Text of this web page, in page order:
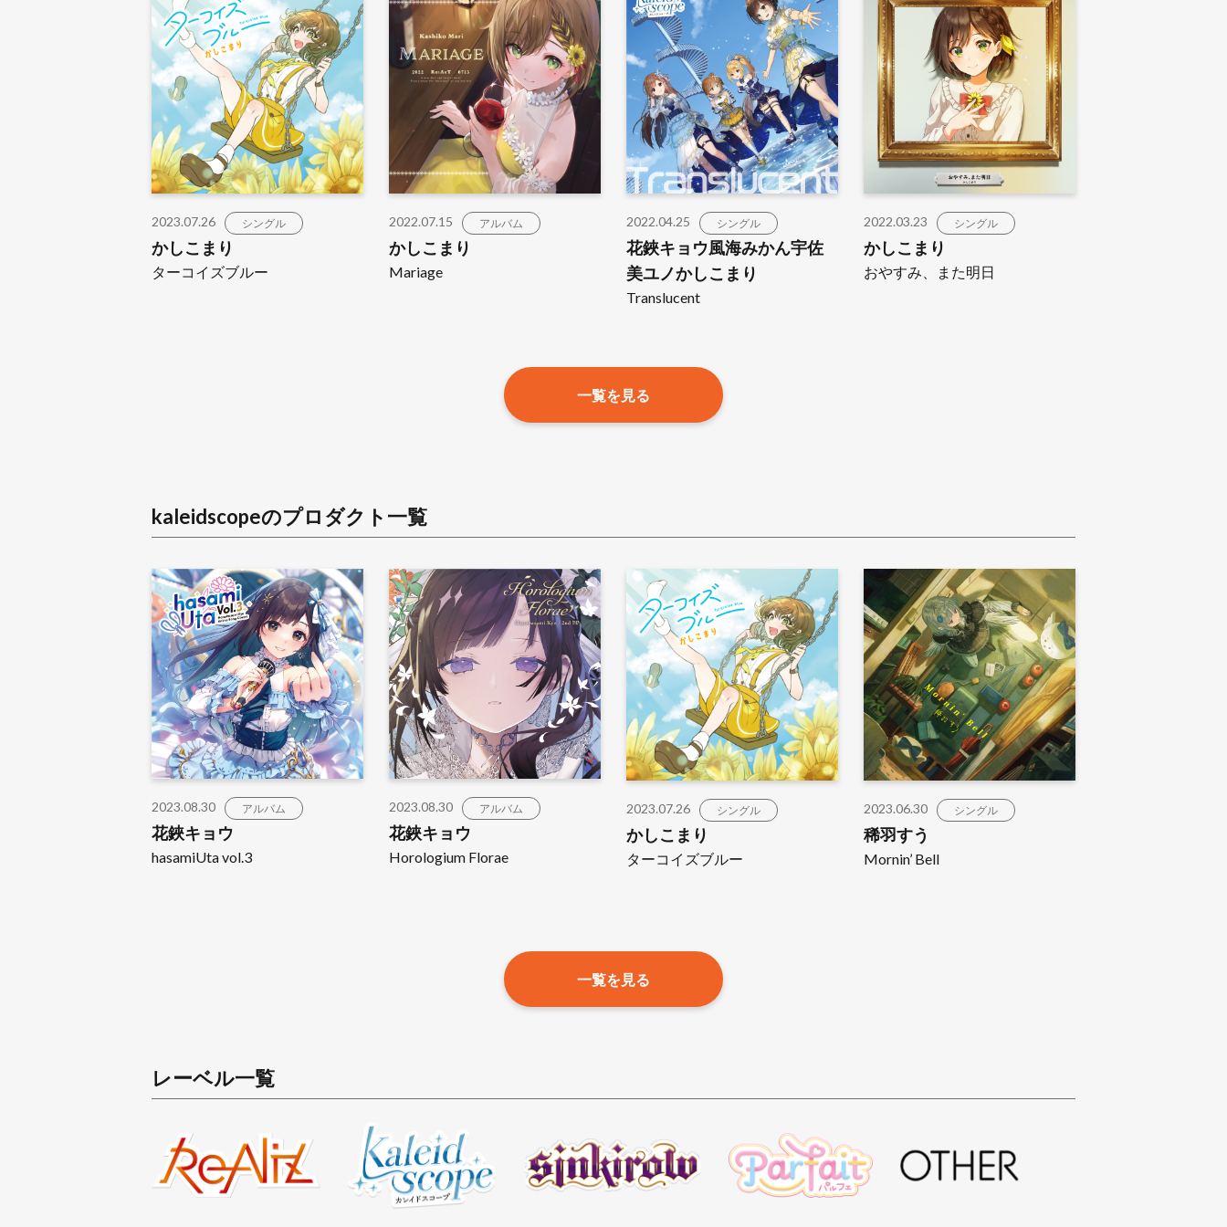
2023.07.26 シングル
かしこまり
ターコイズブルー
2022.07.15 アルバム
かしこまり
Mariage
2022.04.25 シングル
花鋏キョウ風海みかん宇佐
美ユノかしこまり
Translucent
2022.03.23 シングル
かしこまり
おやすみ、また明日
一覧を見る
kaleidscopeのプロダクト一覧
2023.08.30 アルバム
花鋏キョウ
hasamiUta vol.3
2023.08.30 アルバム
花鋏キョウ
Horologium Florae
2023.07.26 シングル
かしこまり
ターコイズブルー
2023.06.30 シングル
稀羽すう
Mornin’ Bell
一覧を見る
レーベル一覧